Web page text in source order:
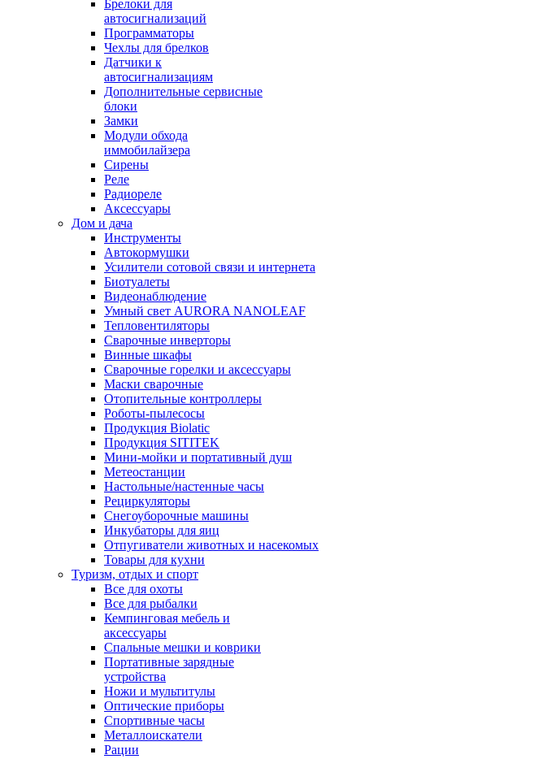
Брелоки для
автосигнализаций
Программаторы
Чехлы для брелков
Датчики к
автосигнализациям
Дополнительные сервисные
блоки
Замки
Модули обхода
иммобилайзера
Сирены
Реле
Радиореле
Аксессуары
Дом и дача
Инструменты
Автокормушки
Усилители сотовой связи и интернета
Биотуалеты
Видеонаблюдение
Умный свет AURORA NANOLEAF
Тепловентиляторы
Сварочные инверторы
Винные шкафы
Сварочные горелки и аксессуары
Маски сварочные
Отопительные контроллеры
Роботы-пылесосы
Продукция Biolatic
Продукция SITITEK
Мини-мойки и портативный душ
Метеостанции
Настольные/настенные часы
Рециркуляторы
Снегоуборочные машины
Инкубаторы для яиц
Отпугиватели животных и насекомых
Товары для кухни
Туризм, отдых и спорт
Все для охоты
Все для рыбалки
Кемпинговая мебель и
аксессуары
Спальные мешки и коврики
Портативные зарядные
устройства
Ножи и мультитулы
Оптические приборы
Спортивные часы
Металлоискатели
Рации